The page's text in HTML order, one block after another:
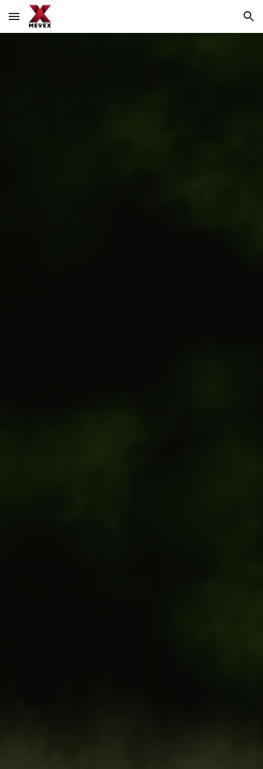
Skip to main content Skip to navigation